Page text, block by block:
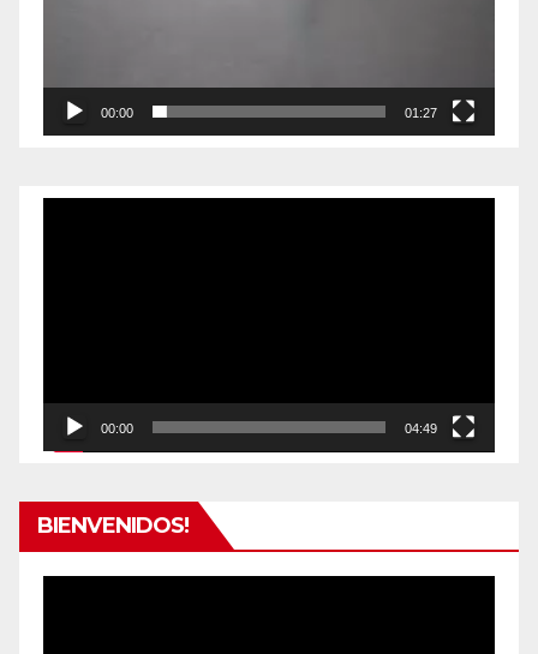
00:00 01:27
00:00 04:49
BIENVENIDOS!